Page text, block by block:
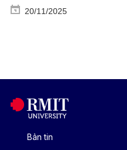
20/11/2025
Bản tin